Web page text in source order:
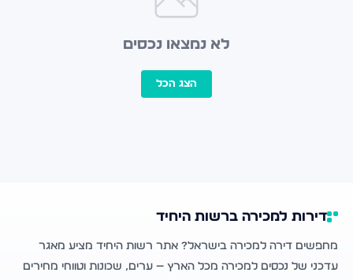
לא נמצאו נכסים
הצג הכל
דירות למכירה ברשות היחיד
מחפשים דירה למכירה בישראל? אתר רשות היחיד מציע מאגר
עדכני של נכסים למכירה מכל הארץ — ערים, שכונות וטווחי מחירים